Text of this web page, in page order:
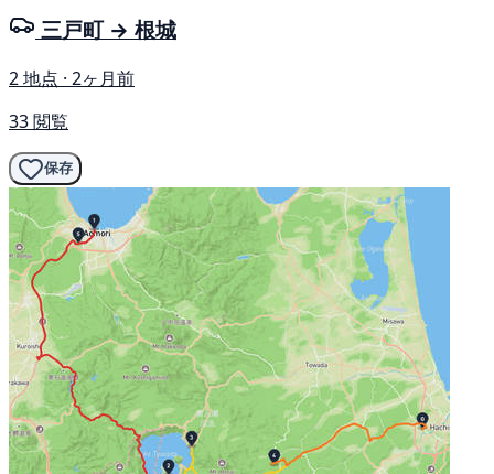
三戸町 → 根城
2 地点 · 2ヶ月前
33 閲覧
保存